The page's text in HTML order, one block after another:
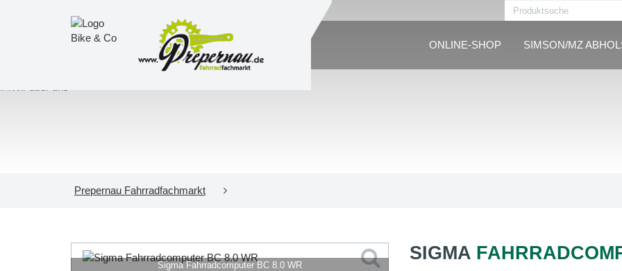
ONLINE-SHOP SIMSON/MZ
Prepernau Fahrradfachmarkt
Sigma Fahrradcomputer BC 8.0 WR
SIGMA